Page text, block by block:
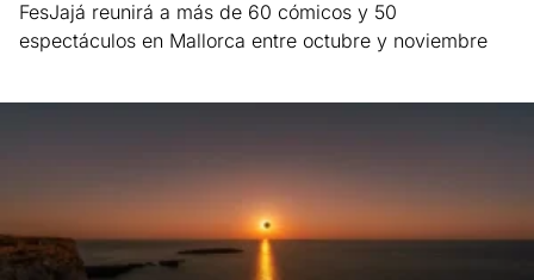
FesJajá reunirá a más de 60 cómicos y 50
espectáculos en Mallorca entre octubre y noviembre